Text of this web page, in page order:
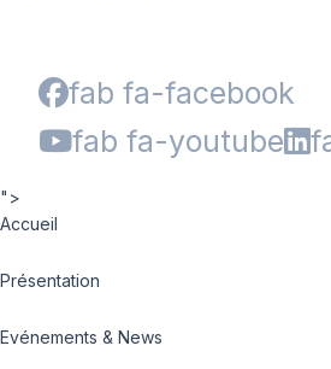
fab fa-facebook
fab fa-youtube
">
Accueil
Présentation
Evénements & News